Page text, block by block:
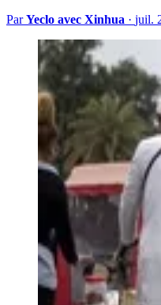
ParYeclo avec Xinhua · juil.